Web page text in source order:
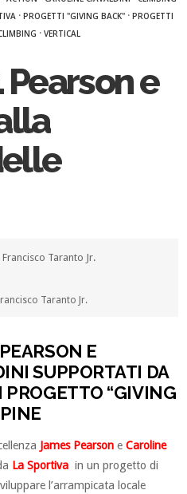
·PROGETTI "GIVING BACK" ·PROGETTI
·VERTICAL
Pearson e
Taranto Jr.
E
SUPPORTATI DA
“GIVING
James Pearson eCaroline
La Sportiva in un progetto di
l’arrampicata locale